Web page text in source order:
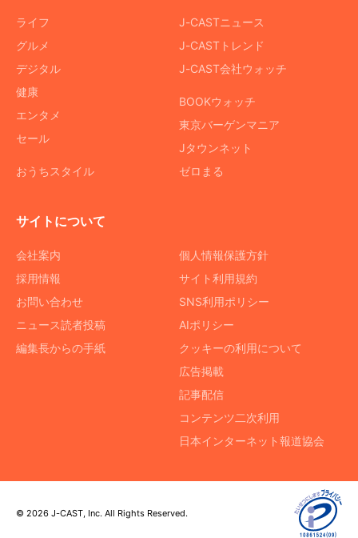
ライフ
グルメ
デジタル
健康
エンタメ
セール
おうちスタイル
J-CASTニュース
J-CASTトレンド
J-CAST会社ウォッチ
BOOKウォッチ
東京バーゲンマニア
Jタウンネット
ゼロまる
サイトについて
会社案内
採用情報
お問い合わせ
ニュース読者投稿
編集長からの手紙
個人情報保護方針
サイト利用規約
SNS利用ポリシー
AIポリシー
クッキーの利用について
広告掲載
記事配信
コンテンツ二次利用
日本インターネット報道協会
© 2026 J-CAST, Inc. All Rights Reserved.